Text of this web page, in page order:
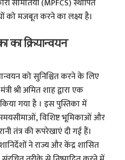
समितियां (MPFCS) स्थापित
को मजबूत करने का लक्ष्य है।
का क्रियान्वयन
को सुनिश्चित करने के लिए
श्री अमित शाह द्वारा एक
गया है । इस पुस्तिका में
समयसीमाओं, विशिष्ट भूमिकाओं और
तंत्र की रूपरेखाएं दी गई हैं।
ने राज्य और केंद्र शासित